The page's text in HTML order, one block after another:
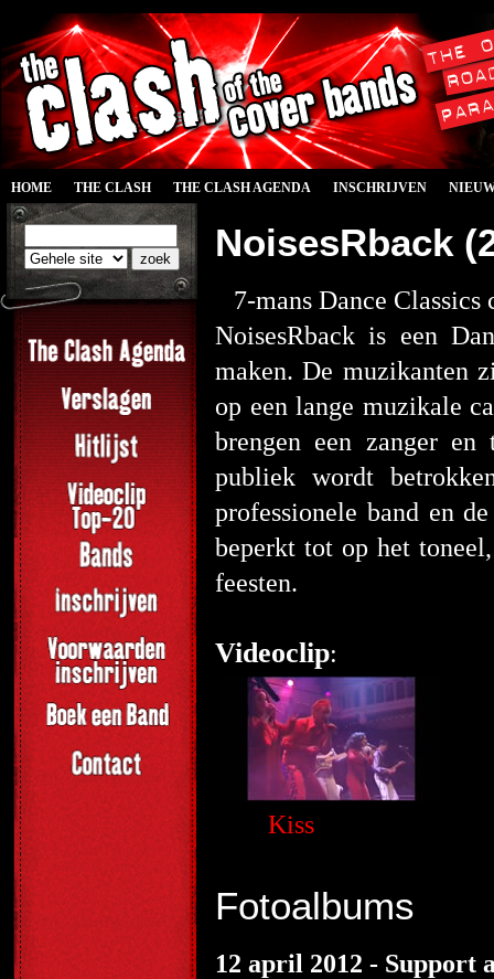
HOME THE CLASH THE CLASH AGENDA INSCHRIJVEN
NoisesRback
7-mans Dance
NoisesRback is een
maken. De muzikanten
op een lange muzikale
brengen een zanger en
publiek wordt
professionele band en
beperkt tot op het
feesten.
Videoclip:
Kiss
Fotoalbums
12 april 2012 - Support